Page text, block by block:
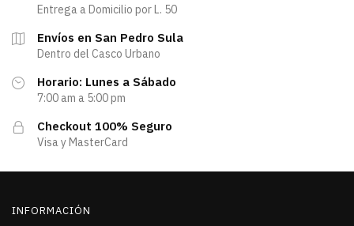
Entrega a Domicilio por L. 50
Envíos en San Pedro Sula
Dentro del Casco Urbano
Horario: Lunes a Sábado
7:00 am a 5:00 pm
Checkout 100% Seguro
Visa y MasterCard
INFORMACIÓN